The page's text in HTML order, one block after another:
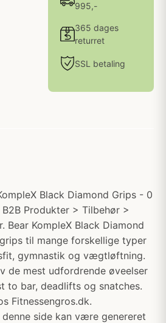
995,-
365 dages
returret
SSL betaling
Black Diamond Grips - 0
Produkter > Tilbehør >
Bear KompleX Black Diamond
til mange forskellige typer
gymnastik og vægtløftning.
de mest udfordrende øveelser
to bar, deadlifts og snatches.
Fitnessengros.dk.
side kan være genereret